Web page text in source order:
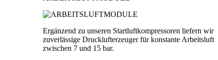
Ergänzend zu unseren Startluftkompressoren liefern wir
zuverlässige Drucklufterzeuger für konstante Arbeitsluft
zwischen 7 und 15 bar.